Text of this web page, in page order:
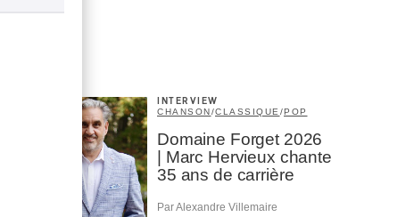
INTERVIEW
CHANSON/CLASSIQUE /POP
Domaine Forget 2026
| Marc Hervieux chante
35 ans de carrière
Par Alexandre Villemaire